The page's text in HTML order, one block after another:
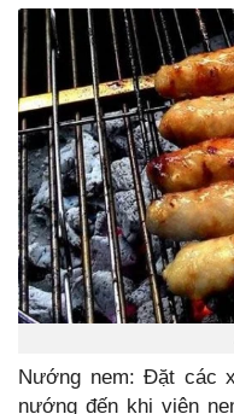
Nướng nem: Đặt các
nướng đến khi viên